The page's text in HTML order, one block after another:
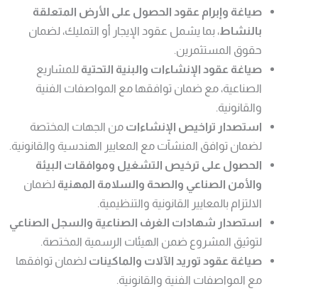
صياغة وإبرام عقود الحصول على الأرض المتعلقة
بالنشاط، بما يشمل عقود الإيجار أو التمليك، لضمان
حقوق المستثمرين.
صياغة عقود الإنشاءات والبنية التحتيةللمشاريع
الصناعية، مع ضمان توافقها مع المواصفات الفنية
والقانونية.
استصدار تراخيص الإنشاءاتمن الجهات المختصة
لضمان توافق المنشآت مع المعايير الهندسية والقانونية.
الحصول على ترخيص التشغيل وموافقات البيئة
والأمن الصناعي والصحة والسلامة المهنيةلضمان
الالتزام بالمعايير القانونية والتنظيمية.
استصدار شهادات الغرف الصناعية والسجل الصناعي
لتوثيق المشروع ضمن الهيئات الرسمية المختصة.
صياغة عقود توريد الآلات والماكيناتلضمان توافقها
مع المواصفات الفنية والقانونية.